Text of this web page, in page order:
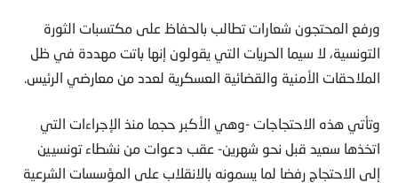
ورفع المحتجون شعارات تطالب بالحفاظ على مكتسبات الثورة
التونسية، لا سيما الحريات التي يقولون إنها باتت مهددة في ظل
الملاحقات الأمنية والقضائية العسكرية لعدد من معارضي الرئيس.
وتأتي هذه الاحتجاجات -وهي الأكبر حجما منذ الإجراءات التي
اتخذها سعيد قبل نحو شهرين- عقب دعوات من نشطاء تونسيين
إلى الاحتجاج رفضا لما يسمونه بالانقلاب على المؤسسات الشرعية